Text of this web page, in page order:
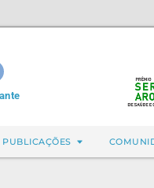
PUBLICAÇÕES